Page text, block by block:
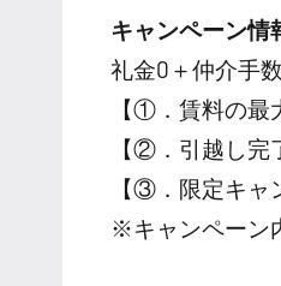
キャンペーン情
礼金0 ＋仲介手
【①．賃料の最
【②．引越し完
【③．限定キャ
※キャンペーン